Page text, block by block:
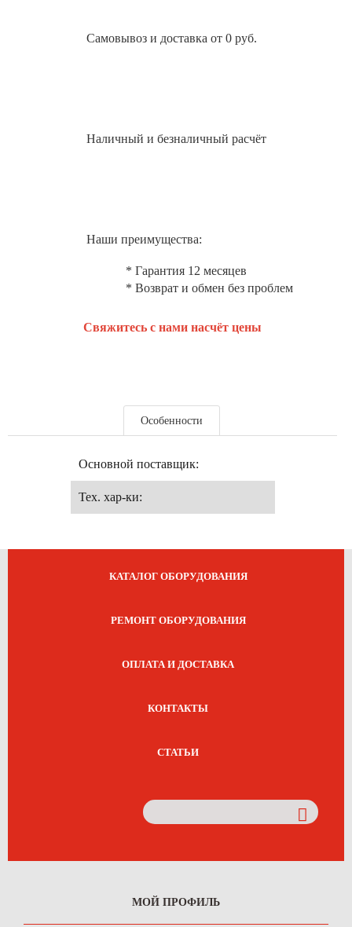
Самовывоз и доставка от 0 руб.
Наличный и безналичный расчёт
Наши преимущества:
* Гарантия 12 месяцев
* Возврат и обмен без проблем
Свяжитесь с нами насчёт цены
Особенности
Основной поставщик:
Тех. хар-ки:
КАТАЛОГ ОБОРУДОВАНИЯ
РЕМОНТ ОБОРУДОВАНИЯ
ОПЛАТА И ДОСТАВКА
КОНТАКТЫ
СТАТЬИ
МОЙ ПРОФИЛЬ